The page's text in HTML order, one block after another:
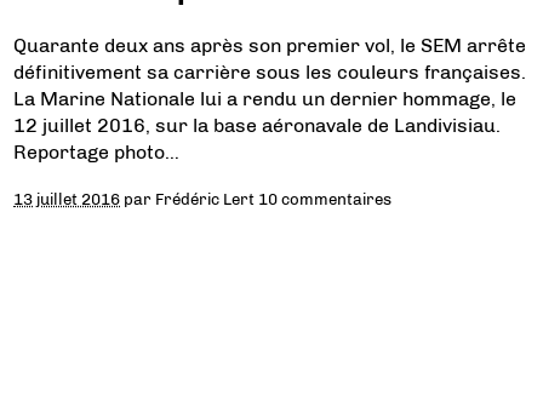
Quarante deux ans après son premier vol, le SEM arrête
définitivement sa carrière sous les couleurs françaises.
La Marine Nationale lui a rendu un dernier hommage, le
12 juillet 2016, sur la base aéronavale de Landivisiau.
Reportage photo…
13 juillet 2016 par Frédéric Lert 10 commentaires